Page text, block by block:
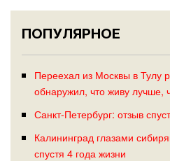
ПОПУЛЯРНОЕ
Переехал из Москвы в Тулу
обнаружил, что живу лучше,
Санкт-Петербург: отзыв
Калининград глазами
спустя 4 года жизни